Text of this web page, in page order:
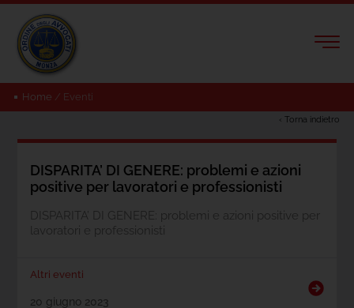
Home / Eventi
‹ Torna indietro
DISPARITA’ DI GENERE: problemi e azioni
positive per lavoratori e professionisti
DISPARITA’ DI GENERE: problemi e azioni positive per
lavoratori e professionisti
Altri eventi
20 giugno 2023